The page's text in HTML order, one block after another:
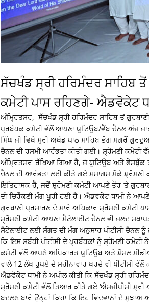
ਸੱਚਖੰਡ ਸ੍ਰੀ ਹਰਿਮੰਦਰ ਸਾਹਿਬ
ਕਮੇਟੀ ਪਾਸ ਰਹਿਣਗੇ- ਐਡਵੋਕੇਟ
ਅੰਮ੍ਰਿਤਸਰ, ਸੱਚਖੰਡ ਸ੍ਰੀ ਹਰਿਮੰਦਰ ਸਾਹਿਬ ਤੋਂ
ਪ੍ਰਬੰਧਕ ਕਮੇਟੀ ਵੱਲੋਂ ਆਪਣਾ ਯੂਟਿਊਬ/ਵੈੱਬ ਚੈਨਲ ਅੱਜ
ਸਿੰਘ ਜੀ ਵਿਖੇ ਸ੍ਰੀ ਅਖੰਡ ਪਾਠ ਸਾਹਿਬ ਭੋਗ ਮਗਰੋਂ
ਚੈਨਲ ਦੀ ਰਸਮੀ ਆਰੰਭਤਾ ਕੀਤੀ ਗਈ। ਸ਼੍ਰੋਮਣੀ ਕਮੇਟੀ
ਅੰਮ੍ਰਿਤਸਰ’ ਰੱਖਿਆ ਗਿਆ ਹੈ, ਜੋ ਯੂਟਿਊਬ ਅਤੇ ਫੇਸਬੁੱਕ
ਚੈਨਲ ਦੀ ਆਰੰਭਤਾ ਲਈ ਕੀਤੇ ਗਏ ਸਮਾਗਮ ਮੌਕੇ ਸ਼੍ਰੋਮਣੀ
ਇਤਿਹਾਸਕ ਹੈ, ਜਦੋਂ ਸ਼੍ਰੋਮਣੀ ਕਮੇਟੀ ਆਪਣੇ ਤੌਰ ’ਤੇ
ਦੀ ਚਿਰੌਕਣੀ ਮੰਗ ਪੂਰੀ ਹੋਈ ਹੈ। ਐਡਵੋਕੇਟ ਧਾਮੀ ਨੇ
ਗੁਰਬਾਣੀ ਪ੍ਰਸਾਰਣ ਦੇ ਸਾਰੇ ਅਧਿਕਾਰ ਸ਼੍ਰੋਮਣੀ ਕਮੇਟੀ
ਸ਼੍ਰੋਮਣੀ ਕਮੇਟੀ ਆਪਣਾ ਸੈਟੇਲਾਈਟ ਚੈਨਲ ਵੀ ਜਲਦ
ਸੈਟੇਲਾਈਟ ਲਈ ਸੰਗਤ ਦੀ ਮੰਗ ਅਨੁਸਾਰ ਪੀਟੀਸੀ ਚੈਨਲ
ਕਿ ਇਸ ਸਬੰਧੀ ਪੀਟੀਸੀ ਦੇ ਪ੍ਰਬੰਧਕਾਂ ਨੂੰ ਸ਼੍ਰੋਮਣੀ ਕਮੇਟੀ
ਕਮੇਟੀ ਵੱਲੋਂ ਆਪਣੇ ਅਧਿਕਾਰਤ ਯੂਟਿਊਬ ਅਤੇ ਸ਼ੋਸਲ
ਵਾਲੇ 12 ਲੱਖ ਰੁਪਏ ਦੇ ਮਹੀਨਾਵਾਰ ਖਰਚੇ ਵੀ ਪੀਟੀਸੀ ਵੱਲੋਂ
ਐਡਵੋਕੇਟ ਧਾਮੀ ਨੇ ਅਪੀਲ ਕੀਤੀ ਕਿ ਸੱਚਖੰਡ ਸ੍ਰੀ
ਸ਼੍ਰੋਮਣੀ ਕਮੇਟੀ ਵੱਲੋਂ ਤਿਆਰ ਕੀਤੇ ਗਏ ‘ਐਸਜੀਪੀਸੀ
ਬਦਲਣ ਬਾਰੇ ਉਨ੍ਹਾਂ ਕਿਹਾ ਕਿ ਇਹ ਵਿਦਵਾਨਾਂ ਦੇ ਸੁਝਾਅ